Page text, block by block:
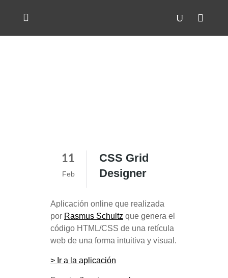
11
Feb
CSS Grid
Designer
Aplicación online que realizada
por Rasmus Schultz que genera el
código HTML/CSS de una retícula
web de una forma intuitiva y visual.
> Ir a la aplicación